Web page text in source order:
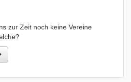
zur Zeit noch keine Vereine